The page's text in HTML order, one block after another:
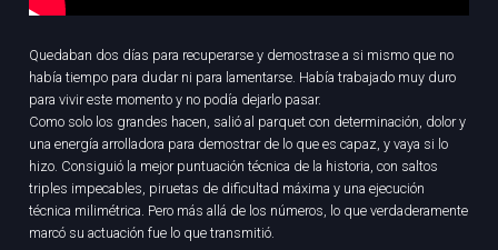
Quedaban dos días para recuperarse y demostrase a si mismo que no
había tiempo para dudar ni para lamentarse. Había trabajado muy duro
para vivir este momento y no podía dejarlo pasar.
Como solo los grandes hacen, salió al parquet con determinación, dolor y
una energía arrolladora para demostrar de lo que es capaz, y vaya si lo
hizo. Consiguió la mejor puntuación técnica de la historia, con saltos
triples impecables, piruetas de dificultad máxima y una ejecución
técnica milimétrica. Pero más allá de los números, lo que verdaderamente
marcó su actuación fue lo que transmitió.